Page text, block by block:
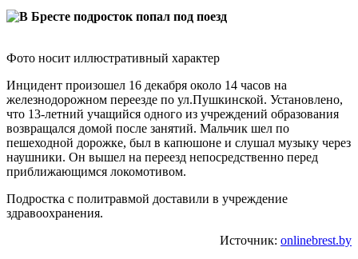
Фото носит иллюстративный характер
Инцидент произошел 16 декабря около 14 часов на
железнодорожном переезде по ул.Пушкинской. Установлено,
что 13-летний учащийся одного из учреждений образования
возвращался домой после занятий. Мальчик шел по
пешеходной дорожке, был в капюшоне и слушал музыку через
наушники. Он вышел на переезд непосредственно перед
приближающимся локомотивом.
Подростка с политравмой доставили в учреждение
здравоохранения.
Источник: onlinebrest.by